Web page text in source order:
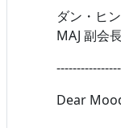
ダン・ヒ
MAJ 副会
Dear